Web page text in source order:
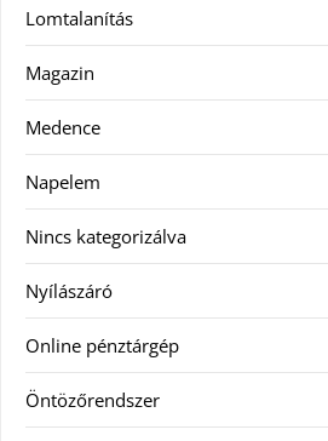
Lomtalanítás
Magazin
Medence
Napelem
Nincs kategorizálva
Nyílászáró
Online pénztárgép
Öntözőrendszer